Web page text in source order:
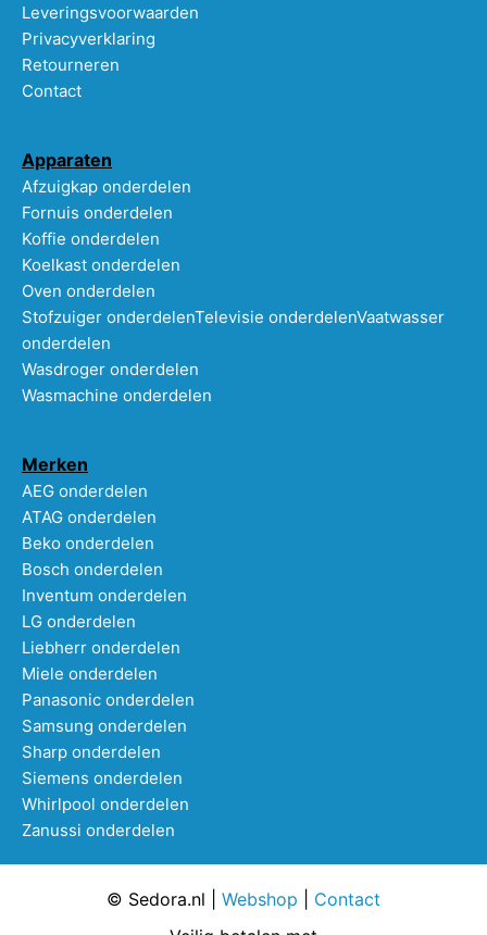
Leveringsvoorwaarden
Privacyverklaring
Retourneren
Contact
Apparaten
Afzuigkap onderdelen
Fornuis onderdelen
Koffie onderdelen
Koelkast onderdelen
Oven onderdelen
Stofzuiger onderdelenTelevisie onderdelenVaatwasser
onderdelen
Wasdroger onderdelen
Wasmachine onderdelen
Merken
AEG onderdelen
ATAG onderdelen
Beko onderdelen
Bosch onderdelen
Inventum onderdelen
LG onderdelen
Liebherr onderdelen
Miele onderdelen
Panasonic onderdelen
Samsung onderdelen
Sharp onderdelen
Siemens onderdelen
Whirlpool onderdelen
Zanussi onderdelen
© Sedora.nl | Webshop
Contact